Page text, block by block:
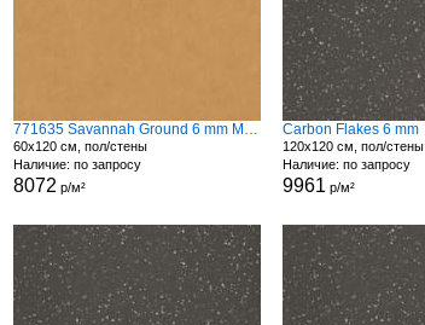
771635 Savannah Ground 6 mm Matte
60x120 см, пол/стены
Наличие: по запросу
8072 р/м²
Carbon Flakes 6 mm
120x120 см, пол/стены
Наличие: по запросу
9961 р/м²